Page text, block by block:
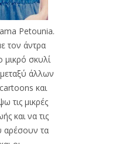
Petounia.
τον άντρα
μικρό σκυλί
μεταξύ άλλων
και
τις μικρές
και να τις
αρέσουν τα